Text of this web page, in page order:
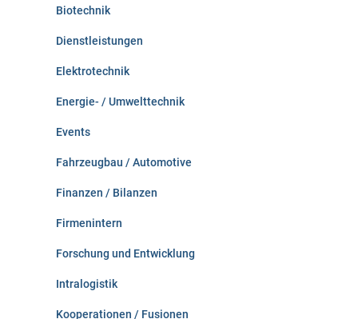
Biotechnik
Dienstleistungen
Elektrotechnik
Energie- / Umwelttechnik
Events
Fahrzeugbau / Automotive
Finanzen / Bilanzen
Firmenintern
Forschung und Entwicklung
Intralogistik
Kooperationen / Fusionen